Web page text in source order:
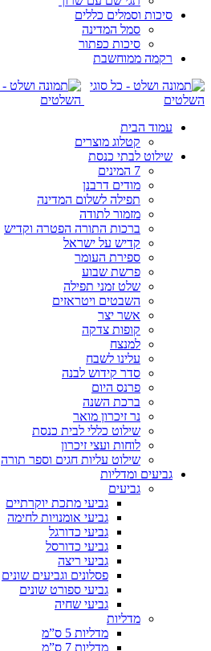
סיכות וסמלים כללים
סמל המדינה
סיכות כפתור
רקמה ממוחשבת
עמוד הבית
קטלוג מוצרים
שילוט לבתי כנסת
7 המינים
מודים דרבנן
תפילה לשלום המדינה
מזמור לתודה
ברכות התורה הפטרה וקדיש
קדיש על ישראל
ספירת העומר
פרשת שבוע
שלט זמני תפילה
השבטים ויטראזים
אשר יצר
קופות צדקה
למנצח
עלינו לשבח
סדר קידוש לבנה
פרנס היום
ברכת השנה
נר זיכרון מואר
שילוט כללי לבית כנסת
לוחות ועצי זיכרון
שילוט עליות חגים וספר תורה
גביעים ומדליות
גביעים
גביעי מתכת יוקרתיים
גביעי אומנויות לחימה
גביעי כדורגל
גביעי כדורסל
גביעי ריצה
פסלונים וגביעים שונים
גביעי ספורט שונים
גביעי שחיה
מדליות
מדליות 5 ס”מ
מדליות 7 ס”מ